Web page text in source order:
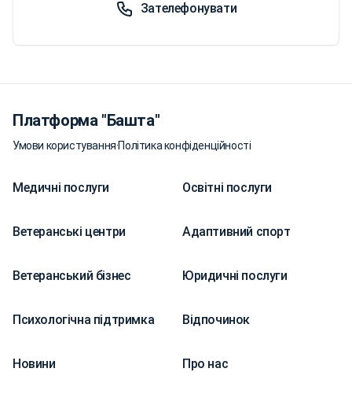
Зателефонувати
Платформа "Башта"
Умови користування·Політика конфіденційності
Медичні послуги Освітні послуги
Ветеранські центри Адаптивний спорт
Ветеранський бізнес Юридичні послуги
Психологічна підтримка Відпочинок
Новини Про нас